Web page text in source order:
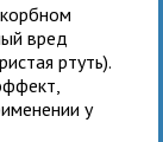
вред
ртуть).
у